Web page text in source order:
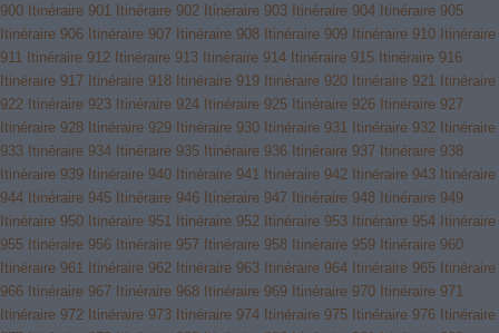
900 Itinéraire 901 Itinéraire 902 Itinéraire 903 Itinéraire 904 Itinéraire 905
Itinéraire 906 Itinéraire 907 Itinéraire 908 Itinéraire 909 Itinéraire 910 Itinéraire
911 Itinéraire 912 Itinéraire 913 Itinéraire 914 Itinéraire 915 Itinéraire 916
Itinéraire 917 Itinéraire 918 Itinéraire 919 Itinéraire 920 Itinéraire 921 Itinéraire
922 Itinéraire 923 Itinéraire 924 Itinéraire 925 Itinéraire 926 Itinéraire 927
Itinéraire 928 Itinéraire 929 Itinéraire 930 Itinéraire 931 Itinéraire 932 Itinéraire
933 Itinéraire 934 Itinéraire 935 Itinéraire 936 Itinéraire 937 Itinéraire 938
Itinéraire 939 Itinéraire 940 Itinéraire 941 Itinéraire 942 Itinéraire 943 Itinéraire
944 Itinéraire 945 Itinéraire 946 Itinéraire 947 Itinéraire 948 Itinéraire 949
Itinéraire 950 Itinéraire 951 Itinéraire 952 Itinéraire 953 Itinéraire 954 Itinéraire
955 Itinéraire 956 Itinéraire 957 Itinéraire 958 Itinéraire 959 Itinéraire 960
Itinéraire 961 Itinéraire 962 Itinéraire 963 Itinéraire 964 Itinéraire 965 Itinéraire
966 Itinéraire 967 Itinéraire 968 Itinéraire 969 Itinéraire 970 Itinéraire 971
Itinéraire 972 Itinéraire 973 Itinéraire 974 Itinéraire 975 Itinéraire 976 Itinéraire